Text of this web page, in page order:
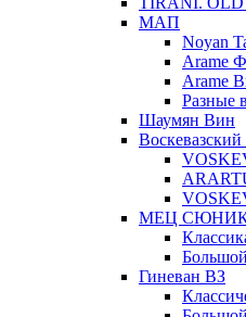
МАП
Noyan
Arame
Arame
Разные
Шаумян Вин
МЕЦ
Гиневан ВЗ